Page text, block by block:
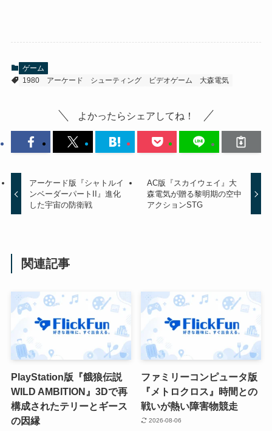
ゲーム
1980
アーケード シューティング ビデオゲーム 大森電気
よかったらシェアしてね！
アーケード版『シャトルイ
ンベーダーパートII』進化
した宇宙の防衛戦
AC版『スカイウェイ』大
森電気が贈る黎明期の空中
アクションSTG
関連記事
PlayStation版『餓狼伝説
WILD AMBITION』3Dで再
構成されたテリーとギース
の因縁
ファミリーコンピュータ版
『メトロクロス』時間との
戦いが熱い障害物競走
2026-08-06